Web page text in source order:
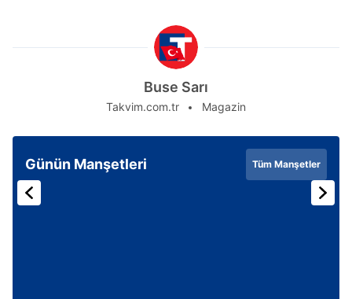
Buse Sarı
Takvim.com.tr Magazin
Günün Manşetleri Tüm Manşetler